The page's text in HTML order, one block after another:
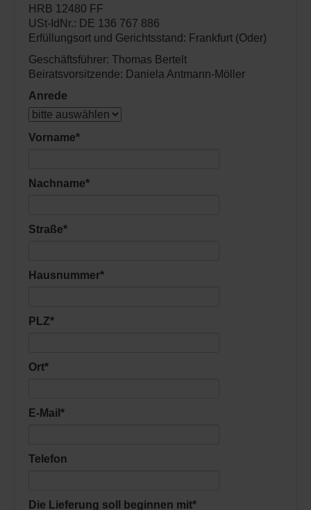
HRB 12480 FF
USt-IdNr.: DE 136 767 886
Erfüllungsort und Gerichtsstand: Frankfurt (Oder)
Geschäftsführer: Thomas Bertelt
Beiratsvorsitzende: Daniela Antmann-Möller
Anrede
Vorname*
Nachname*
Straße*
Hausnummer*
PLZ*
Ort*
E-Mail *
Telefon
Die Lieferung soll beginnen mit*